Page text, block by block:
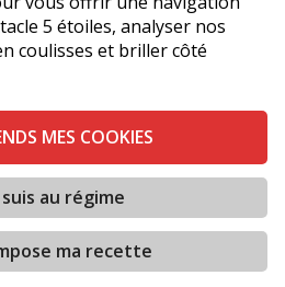
5 étoiles, analyser nos
coulisses et briller côté
MES COOKIES
suis au régime
ma recette
de Nous
Vie Privée
de vente
Politique de cookies (UE)